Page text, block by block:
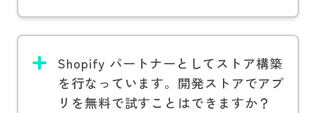
Shopify パートナーとしてストア構築
を行なっています。開発ストアでアプ
リを無料で試すことはできますか？